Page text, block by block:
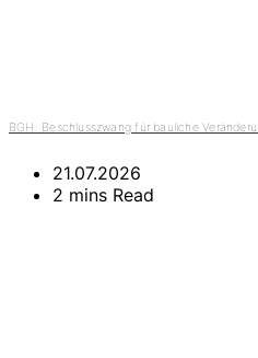
BGH: Beschlusszwang für bauliche
21.07.2026
2 mins Read